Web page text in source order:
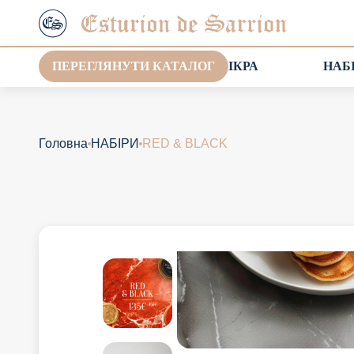
ПЕРЕГЛЯНУТИ КАТАЛОГ ІКРА
Головна НАБІРИ RED & BLACK